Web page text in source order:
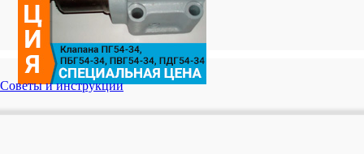
Советы и инструкции